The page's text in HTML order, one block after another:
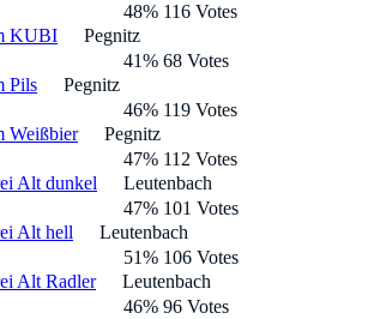
48% 116 Votes
KUBI
Pegnitz
41% 68 Votes
Pils
Pegnitz
46% 119 Votes
Weißbier
Pegnitz
47% 112 Votes
Alt dunkel
Leutenbach
47% 101 Votes
Alt hell
Leutenbach
51% 106 Votes
Alt Radler
Leutenbach
46% 96 Votes